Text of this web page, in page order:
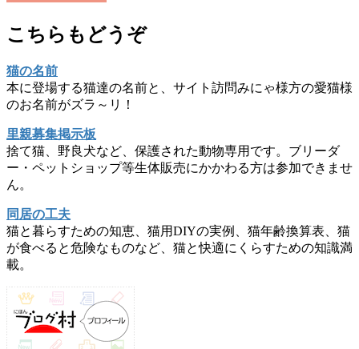
こちらもどうぞ
猫の名前
本に登場する猫達の名前と、サイト訪問みにゃ様方の愛猫様
のお名前がズラ～リ！
里親募集掲示板
捨て猫、野良犬など、保護された動物専用です。ブリーダ
ー・ペットショップ等生体販売にかかわる方は参加できませ
ん。
同居の工夫
猫と暮らすための知恵、猫用DIYの実例、猫年齢換算表、猫
が食べると危険なものなど、猫と快適にくらすための知識満
載。